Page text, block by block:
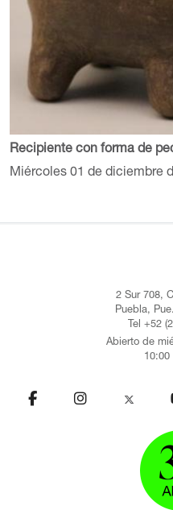
Recipiente con forma de
Miércoles 01 de diciembre
2 Sur 708,
Puebla,
Tel +52
Abierto de
10:00